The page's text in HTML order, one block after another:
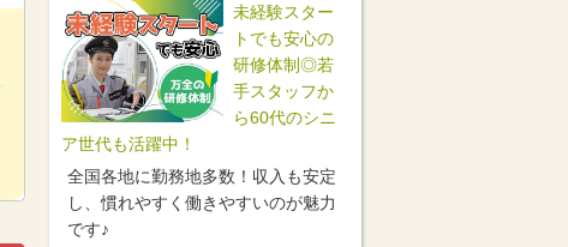
未経験スター
トでも安心の
研修体制◎若
手スタッフか
ら60代のシニ
ア世代も活躍中！
全国各地に勤務地多数！収入も安定
し、慣れやすく働きやすいのが魅力
です♪